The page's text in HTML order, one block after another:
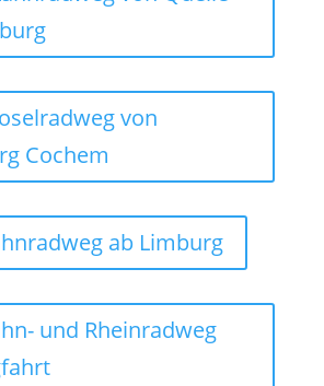
von
Cochem
ab Limburg
und Rheinradweg